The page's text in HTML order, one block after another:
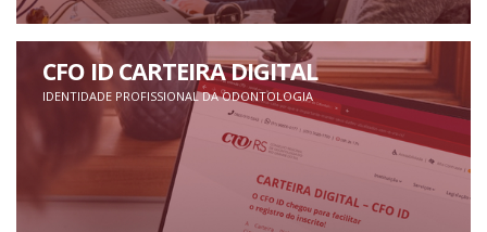
CFO ID CARTEIRA DIGITAL
IDENTIDADE PROFISSIONAL DA ODONTOLOGIA